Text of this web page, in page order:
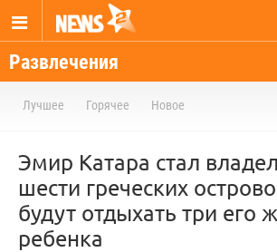
Развлечения
Лучшее Горячее Новое
Эмир Катара стал
шести греческих
будут отдыхать три его
ребенка